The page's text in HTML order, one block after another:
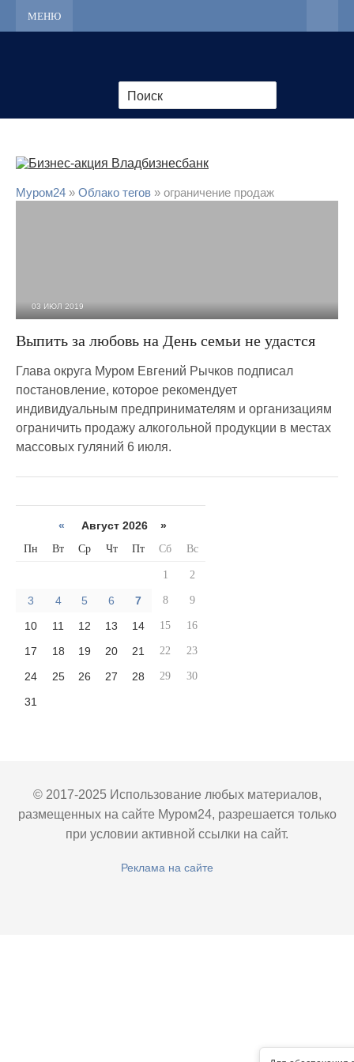
МЕНЮ
Муром24 » Облако тегов » ограничение продаж
03 ИЮЛ 2019
Выпить за любовь на День семьи не удастся
Глава округа Муром Евгений Рычков подписал
постановление, которое рекомендует
индивидуальным предпринимателям и организациям
ограничить продажу алкогольной продукции в местах
массовых гуляний 6 июля.
« Август 2026 »
Пн Вт Ср Чт Пт Сб Вс
1 2
3 4 5 6 7 8 9
10 11 12 13 14 15 16
17 18 19 20 21 22 23
24 25 26 27 28 29 30
31
© 2017-2025 Использование любых материалов,
размещенных на сайте Муром24, разрешается только
при условии активной ссылки на сайт.
Реклама на сайте